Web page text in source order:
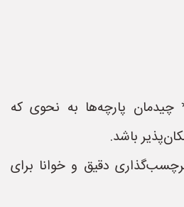
پارچه‌ها به نحوی که
باشد.
دقیق و خوانا برای